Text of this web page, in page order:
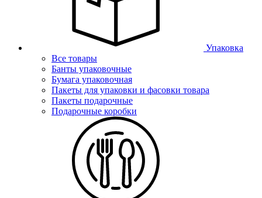
Упаковка
Все товары
Банты упаковочные
Бумага упаковочная
Пакеты для упаковки и фасовки товара
Пакеты подарочные
Подарочные коробки